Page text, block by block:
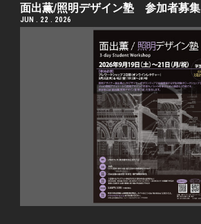
面出薫/照明デザイン塾 参加者募集
JUN . 22 . 2026